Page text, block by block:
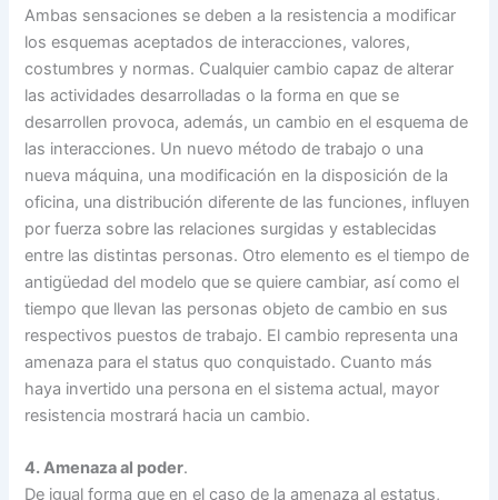
Ambas sensaciones se deben a la resistencia a modificar
los esquemas aceptados de interacciones, valores,
costumbres y normas. Cualquier cambio capaz de alterar
las actividades desarrolladas o la forma en que se
desarrollen provoca, además, un cambio en el esquema de
las interacciones. Un nuevo método de trabajo o una
nueva máquina, una modificación en la disposición de la
oficina, una distribución diferente de las funciones, influyen
por fuerza sobre las relaciones surgidas y establecidas
entre las distintas personas. Otro elemento es el tiempo de
antigüedad del modelo que se quiere cambiar, así como el
tiempo que llevan las personas objeto de cambio en sus
respectivos puestos de trabajo. El cambio representa una
amenaza para el status quo conquistado. Cuanto más
haya invertido una persona en el sistema actual, mayor
resistencia mostrará hacia un cambio.
4. Amenaza al poder.
De igual forma que en el caso de la amenaza al estatus,